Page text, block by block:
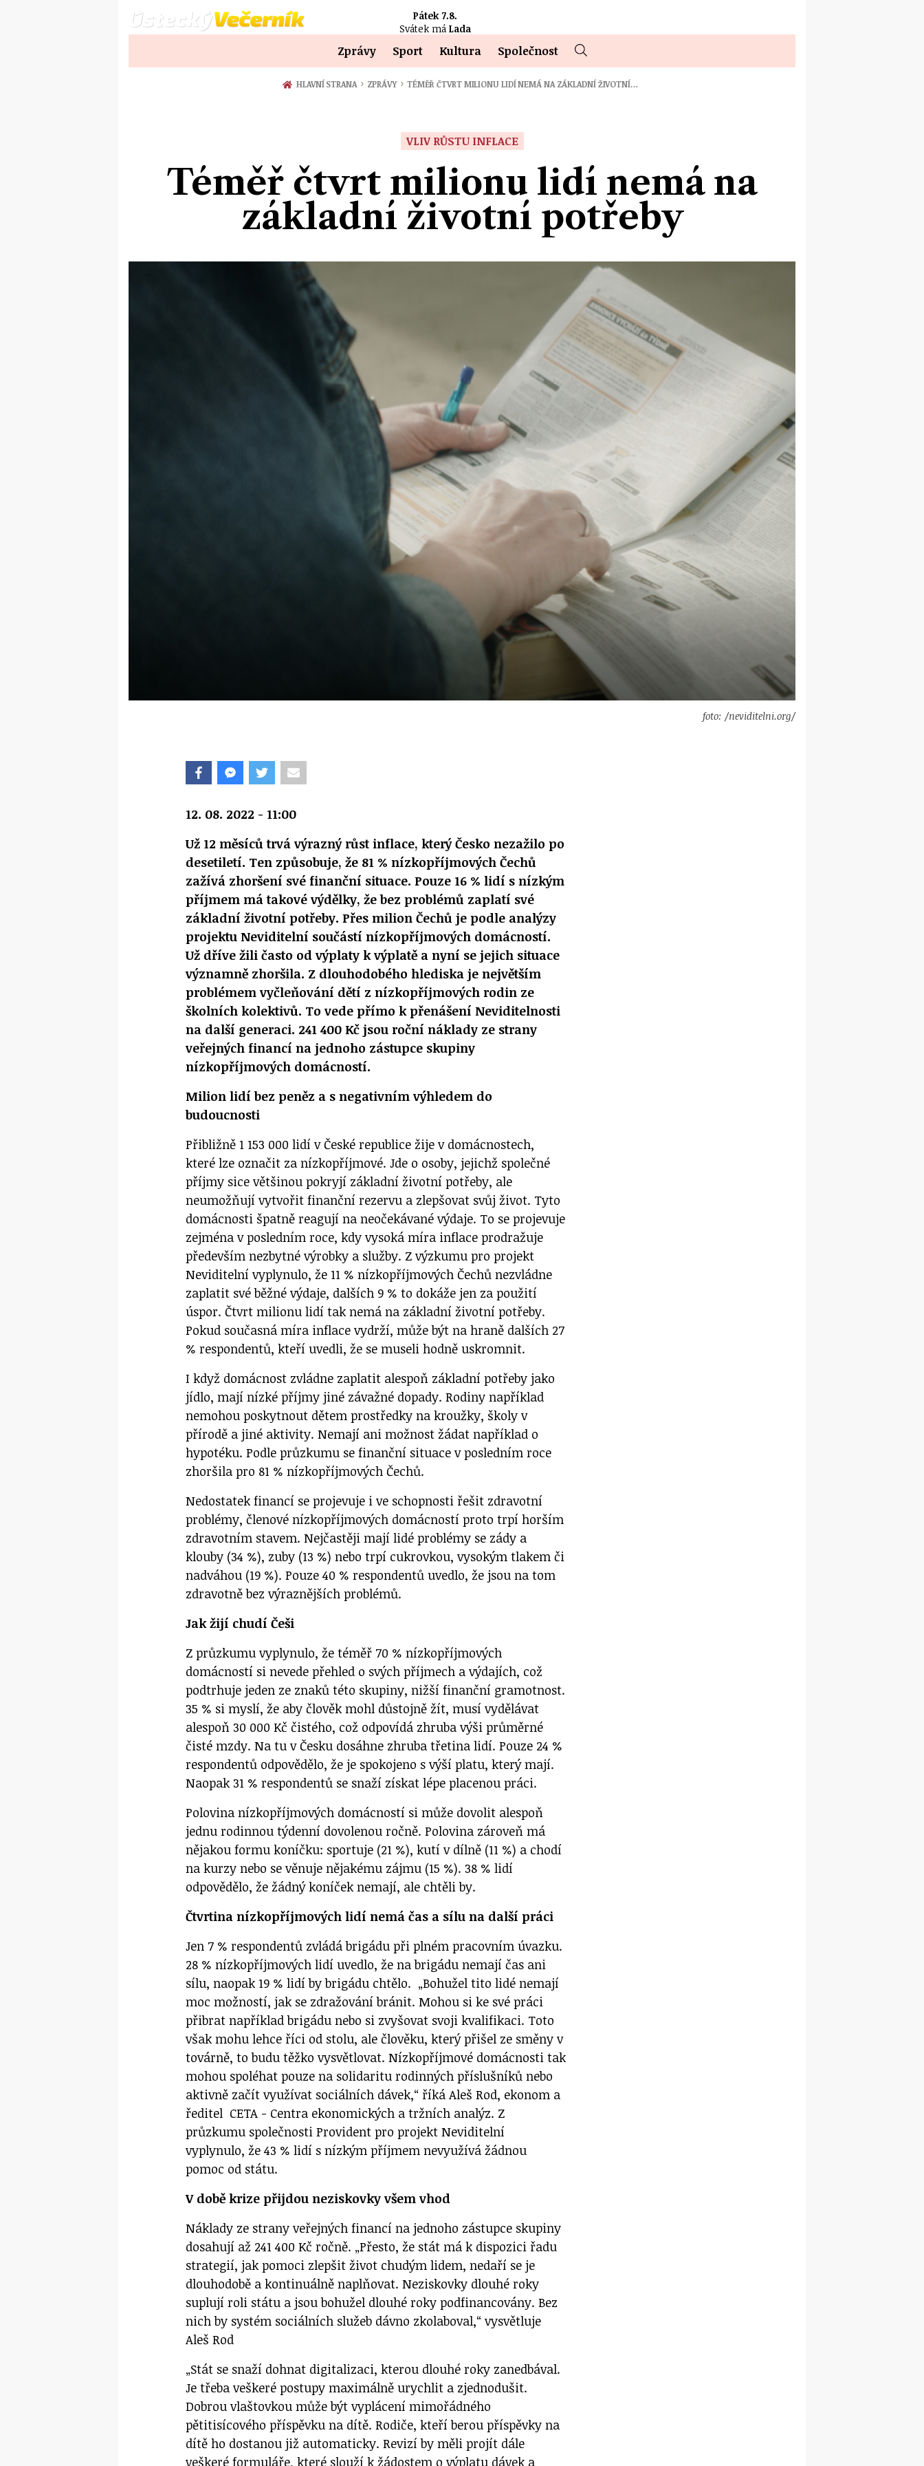
Pátek 7.8.
Svátek má Lada
Zprávy Sport Kultura Společnost
HLAVNÍ STRANA › ZPRÁVY › TÉMĚŘ ČTVRT MILIONU LIDÍ NEMÁ NA ZÁKLADNÍ ŽIVOTNÍ…
VLIV RŮSTU INFLACE
Téměř čtvrt milionu lidí nemá na
základní životní potřeby
foto: /neviditelni.org/
12. 08. 2022 - 11:00
Už 12 měsíců trvá výrazný růst inflace, který Česko nezažilo po
desetiletí. Ten způsobuje, že 81 % nízkopříjmových Čechů
zažívá zhoršení své finanční situace. Pouze 16 % lidí s nízkým
příjmem má takové výdělky, že bez problémů zaplatí své
základní životní potřeby. Přes milion Čechů je podle analýzy
projektu Neviditelní součástí nízkopříjmových domácností.
Už dříve žili často od výplaty k výplatě a nyní se jejich situace
významně zhoršila. Z dlouhodobého hlediska je největším
problémem vyčleňování dětí z nízkopříjmových rodin ze
školních kolektivů. To vede přímo k přenášení Neviditelnosti
na další generaci. 241 400 Kč jsou roční náklady ze strany
veřejných financí na jednoho zástupce skupiny
nízkopříjmových domácností.
Milion lidí bez peněz a s negativním výhledem do
budoucnosti
Přibližně 1 153 000 lidí v České republice žije v domácnostech,
které lze označit za nízkopříjmové. Jde o osoby, jejichž společné
příjmy sice většinou pokryjí základní životní potřeby, ale
neumožňují vytvořit finanční rezervu a zlepšovat svůj život. Tyto
domácnosti špatně reagují na neočekávané výdaje. To se projevuje
zejména v posledním roce, kdy vysoká míra inflace prodražuje
především nezbytné výrobky a služby. Z výzkumu pro projekt
Neviditelní vyplynulo, že 11 % nízkopříjmových Čechů nezvládne
zaplatit své běžné výdaje, dalších 9 % to dokáže jen za použití
úspor. Čtvrt milionu lidí tak nemá na základní životní potřeby.
Pokud současná míra inflace vydrží, může být na hraně dalších 27
% respondentů, kteří uvedli, že se museli hodně uskromnit.
I když domácnost zvládne zaplatit alespoň základní potřeby jako
jídlo, mají nízké příjmy jiné závažné dopady. Rodiny například
nemohou poskytnout dětem prostředky na kroužky, školy v
přírodě a jiné aktivity. Nemají ani možnost žádat například o
hypotéku. Podle průzkumu se finanční situace v posledním roce
zhoršila pro 81 % nízkopříjmových Čechů.
Nedostatek financí se projevuje i ve schopnosti řešit zdravotní
problémy, členové nízkopříjmových domácností proto trpí horším
zdravotním stavem. Nejčastěji mají lidé problémy se zády a
klouby (34 %), zuby (13 %) nebo trpí cukrovkou, vysokým tlakem či
nadváhou (19 %). Pouze 40 % respondentů uvedlo, že jsou na tom
zdravotně bez výraznějších problémů.
Jak žijí chudí Češi
Z průzkumu vyplynulo, že téměř 70 % nízkopříjmových
domácností si nevede přehled o svých příjmech a výdajích, což
podtrhuje jeden ze znaků této skupiny, nižší finanční gramotnost.
35 % si myslí, že aby člověk mohl důstojně žít, musí vydělávat
alespoň 30 000 Kč čistého, což odpovídá zhruba výši průměrné
čisté mzdy. Na tu v Česku dosáhne zhruba třetina lidí. Pouze 24 %
respondentů odpovědělo, že je spokojeno s výší platu, který mají.
Naopak 31 % respondentů se snaží získat lépe placenou práci.
Polovina nízkopříjmových domácností si může dovolit alespoň
jednu rodinnou týdenní dovolenou ročně. Polovina zároveň má
nějakou formu koníčku: sportuje (21 %), kutí v dílně (11 %) a chodí
na kurzy nebo se věnuje nějakému zájmu (15 %). 38 % lidí
odpovědělo, že žádný koníček nemají, ale chtěli by.
Čtvrtina nízkopříjmových lidí nemá čas a sílu na další práci
Jen 7 % respondentů zvládá brigádu při plném pracovním úvazku.
28 % nízkopříjmových lidí uvedlo, že na brigádu nemají čas ani
sílu, naopak 19 % lidí by brigádu chtělo. „Bohužel tito lidé nemají
moc možností, jak se zdražování bránit. Mohou si ke své práci
přibrat například brigádu nebo si zvyšovat svoji kvalifikaci. Toto
však mohu lehce říci od stolu, ale člověku, který přišel ze směny v
továrně, to budu těžko vysvětlovat. Nízkopříjmové domácnosti tak
mohou spoléhat pouze na solidaritu rodinných příslušníků nebo
aktivně začít využívat sociálních dávek,“ říká Aleš Rod, ekonom a
ředitel CETA - Centra ekonomických a tržních analýz. Z
průzkumu společnosti Provident pro projekt Neviditelní
vyplynulo, že 43 % lidí s nízkým příjmem nevyužívá žádnou
pomoc od státu.
V době krize přijdou neziskovky všem vhod
Náklady ze strany veřejných financí na jednoho zástupce skupiny
dosahují až 241 400 Kč ročně. „Přesto, že stát má k dispozici řadu
strategií, jak pomoci zlepšit život chudým lidem, nedaří se je
dlouhodobě a kontinuálně naplňovat. Neziskovky dlouhé roky
suplují roli státu a jsou bohužel dlouhé roky podfinancovány. Bez
nich by systém sociálních služeb dávno zkolaboval,“ vysvětluje
Aleš Rod
„Stát se snaží dohnat digitalizaci, kterou dlouhé roky zanedbával.
Je třeba veškeré postupy maximálně urychlit a zjednodušit.
Dobrou vlaštovkou může být vyplácení mimořádného
pětitisícového příspěvku na dítě. Rodiče, kteří berou příspěvky na
dítě ho dostanou již automaticky. Revizí by měli projít dále
veškeré formuláře, které slouží k žádostem o výplatu dávek a